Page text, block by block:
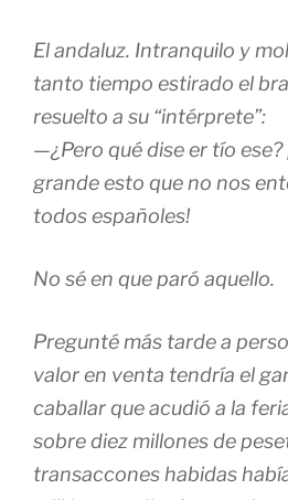
El andaluz. Intranquilo y
tanto tiempo estirado el
resuelto a su “intérprete”:
—¿Pero qué dise er tío ese?
grande esto que no nos
todos españoles!
No sé en que paró aquello.
Pregunté más tarde a
valor en venta tendría el
caballar que acudió a la
sobre diez millones de
transaccones habidas